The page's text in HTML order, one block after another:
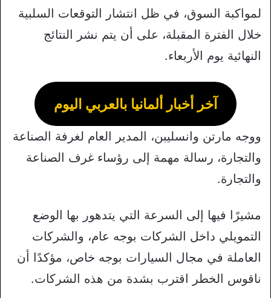
لمواكبة السوق، في ظل انتشار التوقعات السلبية
خلال الفترة المقبلة، على أن يتم نشر النتائج
النهائية يوم الأربعاء.
آخر أخبار ألمانيا بالعربي اليوم
ووجه مارتن وانسليبن، المدير العام لغرفة الصناعة
والتجارة، رسالة مهمة إلى رؤساء غرف الصناعة
والتجارة.
مشيرًا فيها إلى السرعة التي يتدهور بها الوضع
التمويلي داخل الشركات بوجه عام، والشركات
العاملة في مجال السيارات بوجه خاص، مؤكدًا أن
ناقوس الخطر اقترب بشدة من هذه الشركات.